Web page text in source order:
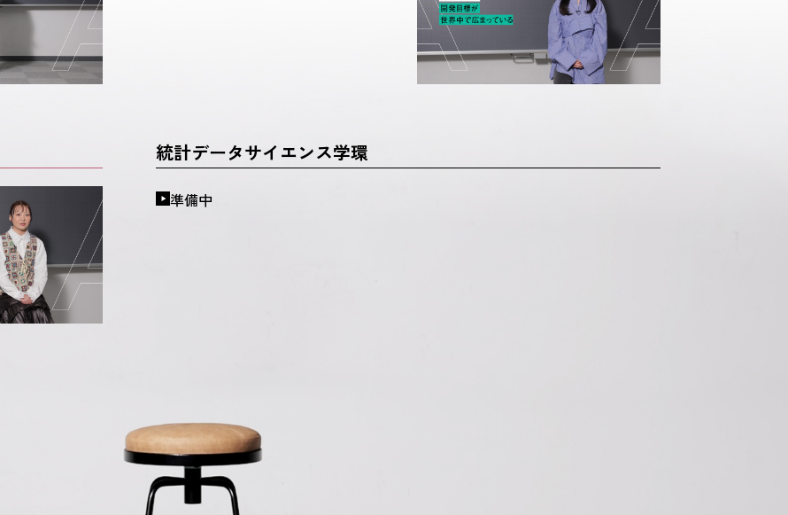
統計データサイエンス学環
準備中